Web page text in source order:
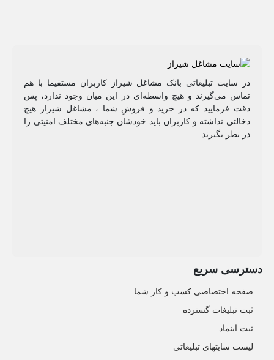
در سایت تبلیغاتی بانک مشاغل شیراز کاربران مستقیما با هم
تماس می‌گیرند و هیچ واسطه‌ای در این میان وجود ندارد، پس
دقت فرمایید که در خرید و فروشِ شما ، مشاغل شیراز هیچ
دخالتی نداشته و کاربران باید خودشان جنبه‌های مختلف امنیتی را
در نظر بگیرند.
دسترسی سریع
صفحه اختصاصی کسب و کار شما
ثبت تبلیغات گسترده
ثبت اینماد
لیست سایتهای تبلیغاتی